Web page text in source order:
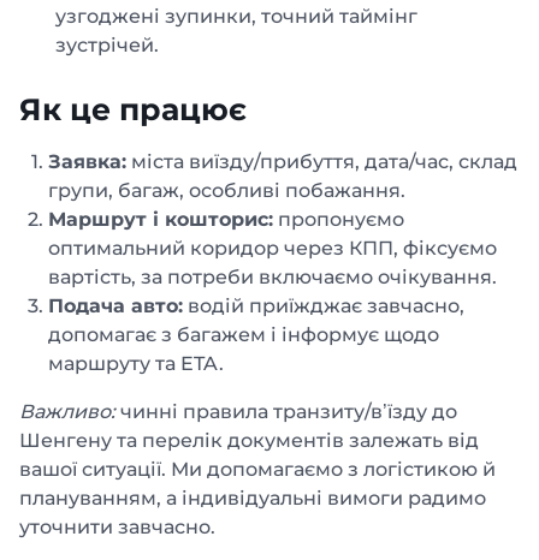
узгоджені зупинки, точний таймінг
зустрічей.
Як це працює
Заявка: міста виїзду/прибуття, дата/час, склад
групи, багаж, особливі побажання.
Маршрут і кошторис: пропонуємо
оптимальний коридор через КПП, фіксуємо
вартість, за потреби включаємо очікування.
Подача авто: водій приїжджає завчасно,
допомагає з багажем і інформує щодо
маршруту та ETA.
Важливо:чинні правила транзиту/в’їзду до
Шенгену та перелік документів залежать від
вашої ситуації. Ми допомагаємо з логістикою й
плануванням, а індивідуальні вимоги радимо
уточнити завчасно.